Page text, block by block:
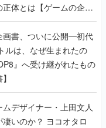
正体とは【ゲームの企画
画書、ついに公開━初代
ルは、なぜ生まれたの
』へ受け継がれたもの
デザイナー・上田文人
いのか？ ヨコオタロ